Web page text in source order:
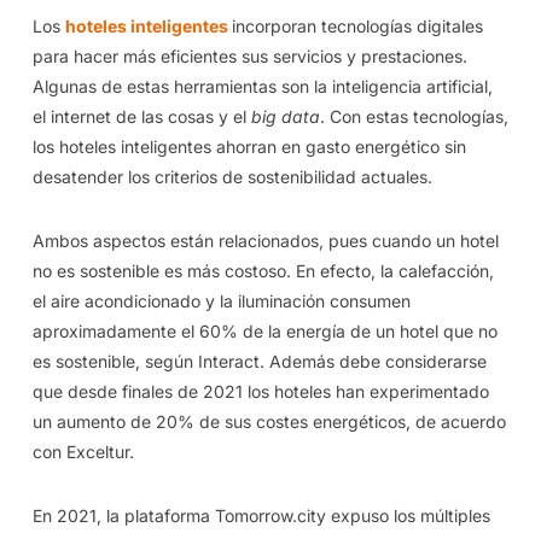
Los hoteles inteligentes incorporan tecnologías digitales
para hacer más eficientes sus servicios y prestaciones.
Algunas de estas herramientas son la inteligencia artificial,
el internet de las cosas y el big data. Con estas tecnologías,
los hoteles inteligentes ahorran en gasto energético sin
desatender los criterios de sostenibilidad actuales.
Ambos aspectos están relacionados, pues cuando un hotel
no es sostenible es más costoso. En efecto, la calefacción,
el aire acondicionado y la iluminación consumen
aproximadamente el 60% de la energía de un hotel que no
es sostenible, según Interact. Además debe considerarse
que desde finales de 2021 los hoteles han experimentado
un aumento de 20% de sus costes energéticos, de acuerdo
con Exceltur.
En 2021, la plataforma Tomorrow.city expuso los múltiples